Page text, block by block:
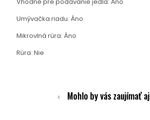
Umývačka riadu: Áno
Mikrovlná rúra: Áno
Rúra: Nie
Mohlo by vás zaujímať aj